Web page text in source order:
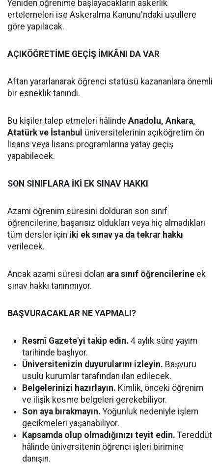
Yeniden öğrenime başlayacakların askerlik
ertelemeleri ise Askeralma Kanunu'ndaki usullere
göre yapılacak.
AÇIKÖĞRETİME GEÇİŞ İMKÂNI DA VAR
Aftan yararlanarak öğrenci statüsü kazananlara önemli
bir esneklik tanındı.
Bu kişiler talep etmeleri hâlinde Anadolu, Ankara,
Atatürk ve İstanbul üniversitelerinin açıköğretim ön
lisans veya lisans programlarına yatay geçiş
yapabilecek.
SON SINIFLARA İKİ EK SINAV HAKKI
Azami öğrenim süresini dolduran son sınıf
öğrencilerine, başarısız oldukları veya hiç almadıkları
tüm dersler için iki ek sınav ya da tekrar hakkı
verilecek.
Ancak azami süresi dolan ara sınıf öğrencilerine ek
sınav hakkı tanınmıyor.
BAŞVURACAKLAR NE YAPMALI?
Resmî Gazete'yi takip edin. 4 aylık süre yayım
tarihinde başlıyor.
Üniversitenizin duyurularını izleyin. Başvuru
usulü kurumlar tarafından ilan edilecek.
Belgelerinizi hazırlayın. Kimlik, önceki öğrenim
ve ilişik kesme belgeleri gerekebiliyor.
Son aya bırakmayın. Yoğunluk nedeniyle işlem
gecikmeleri yaşanabiliyor.
Kapsamda olup olmadığınızı teyit edin. Tereddüt
hâlinde üniversitenin öğrenci işleri birimine
danışın.